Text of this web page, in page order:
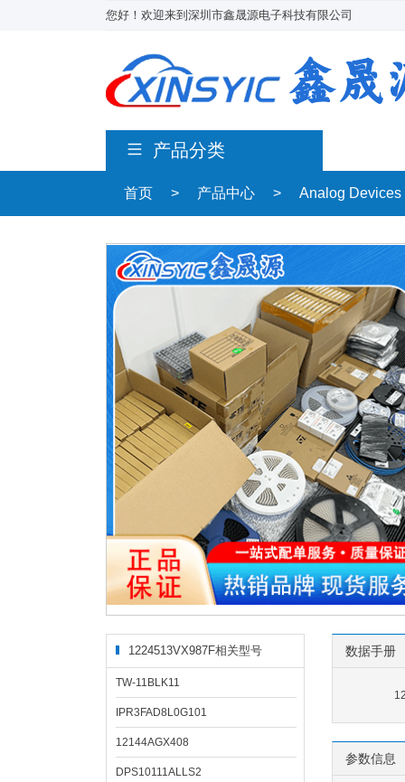
您好！欢迎来到深圳市鑫晟源电子科技有限公司
产品分类
首页 > 产品中心 > Analog Devices
1224513VX987F相关型号
TW-11BLK11
IPR3FAD8L0G101
12144AGX408
DPS10111ALLS2
数据手册
参数信息